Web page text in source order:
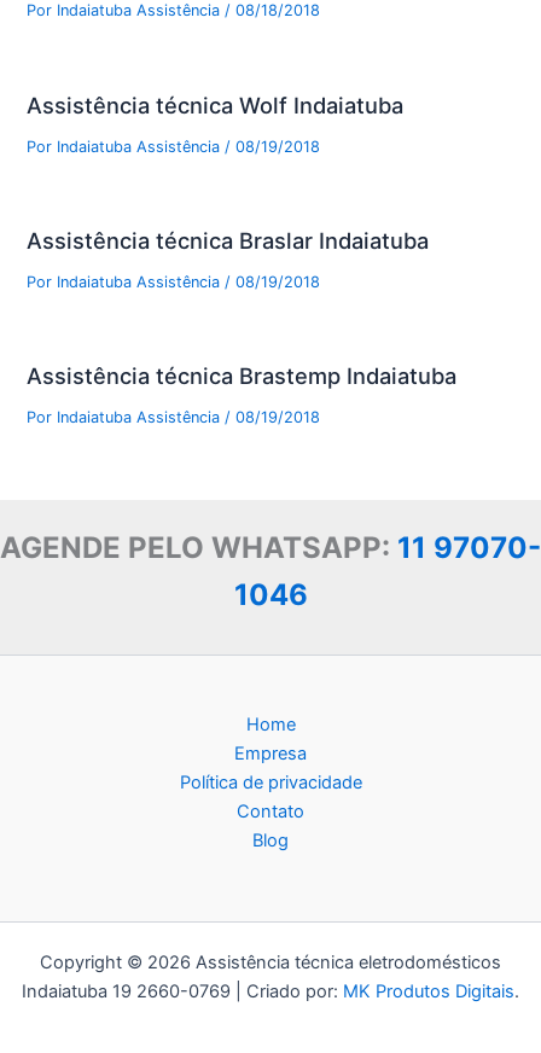
Por Indaiatuba Assistência/08/18/2018
Assistência técnica Wolf Indaiatuba
Por Indaiatuba Assistência /08/19/2018
Assistência técnica Braslar Indaiatuba
Por Indaiatuba Assistência /08/19/2018
Assistência técnica Brastemp Indaiatuba
Por Indaiatuba Assistência /08/19/2018
AGENDE PELO WHATSAPP: 11 97070-
1046
Home
Empresa
Política de privacidade
Contato
Blog
Copyright © 2026 Assistência técnica eletrodomésticos
Indaiatuba 19 2660-0769 | Criado por: MK Produtos Digitais.